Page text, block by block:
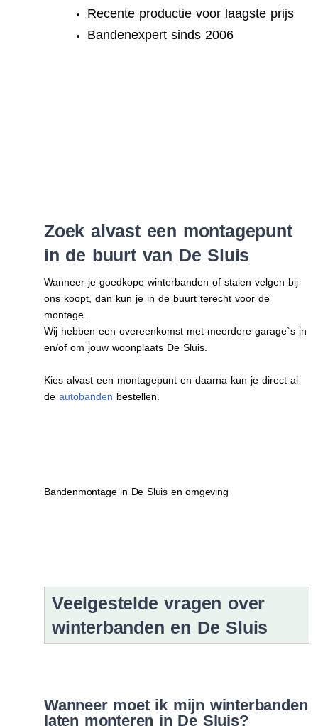
Recente productie voor laagste prijs
Bandenexpert sinds 2006
Zoek alvast een montagepunt
in de buurt van De Sluis
Wanneer je goedkope winterbanden of stalen velgen bij
ons koopt, dan kun je in de buurt terecht voor de
montage.
Wij hebben een overeenkomst met meerdere garage`s in
en/of om jouw woonplaats De Sluis.
Kies alvast een montagepunt en daarna kun je direct al
de autobanden bestellen.
Bandenmontage in De Sluis en omgeving
Veelgestelde vragen over
winterbanden en De Sluis
Wanneer moet ik mijn winterbanden
laten monteren in De Sluis?